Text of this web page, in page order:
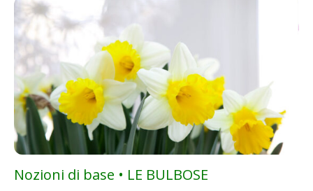
Nozioni di base • LE BULBOSE